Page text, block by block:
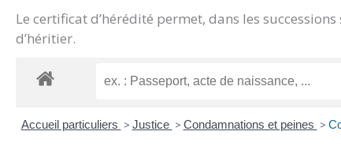
Le certificat d’hérédité permet, dans les
d’héritier.
Accueil particuliers > Justice > Condamnations et peines >